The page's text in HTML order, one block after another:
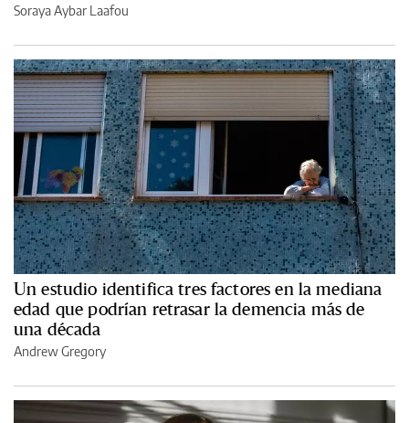
Soraya Aybar Laafou
Un estudio identifica tres factores en la mediana
edad que podrían retrasar la demencia más de
una década
Andrew Gregory